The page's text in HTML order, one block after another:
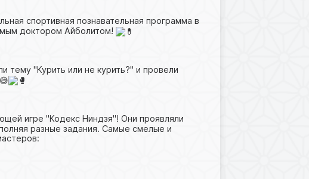
спортивная познавательная программа в
доктором Айболитом!
"Курить или не курить?" и провели
игре "Кодекс Ниндзя"! Они проявляли
разные задания. Самые смелые и